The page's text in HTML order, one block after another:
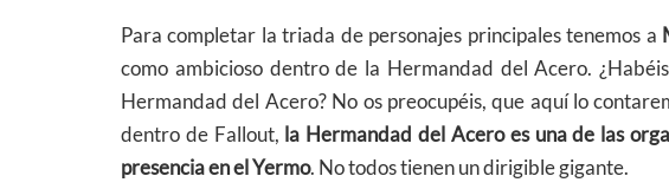
Para completar la triada de personajes principales tenemos a
como ambicioso dentro de la Hermandad del Acero.
Hermandad del Acero? No os preocupéis, que aquí lo
dentro de Fallout, la Hermandad del Acero es una de las
presencia en el Yermo. No todos tienen un dirigible gigante.